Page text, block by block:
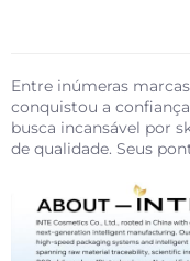
Entre inúmeras
conquistou a
busca incansável por
de qualidade. Seus